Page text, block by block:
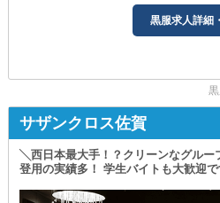
週2・3日の掛け持ち勤務でも構いませ
あなたとお会いできる日を
スタッフ一同心よりお待ちしています
一緒にさらなる高みを目指しましょう
何でも相談しやすい環境なので
一人で悩みを抱え込んでしまう方はい
/////////////////////////////////////////////////
【New club Cattleya（カトレア）】
/////////////////////////////////////////////////
▼しっかり稼げる環境▼
黒服求人詳細
サザンクロス佐賀
╲西日本最大手！？クリーンなグルー
登用の実績多！ 学生バイトも大歓迎